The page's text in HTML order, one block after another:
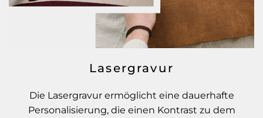
Lasergravur
Die Lasergravur ermöglicht eine dauerhafte
Personalisierung, die einen Kontrast zu dem